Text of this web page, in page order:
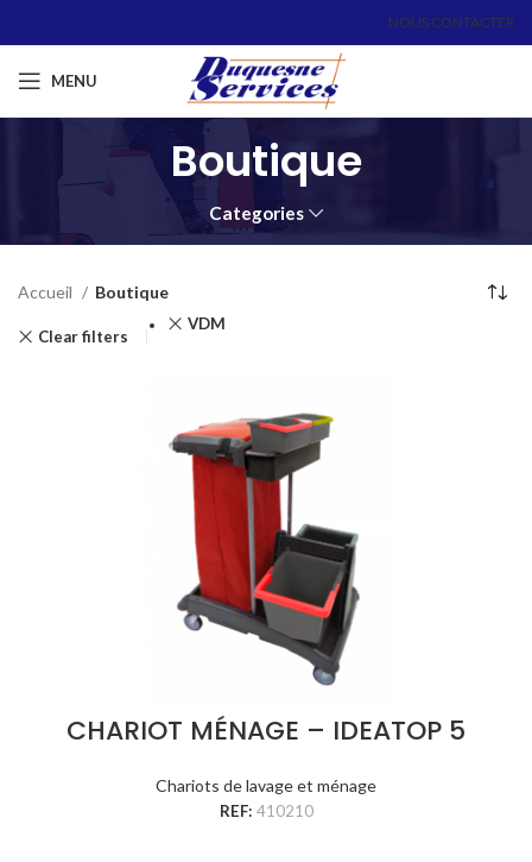
NOUS CONTACTER
MENU
Boutique
Categories
Accueil Boutique
Clear filters
VDM
CHARIOT MÉNAGE – IDEATOP 5
Chariots de lavage et ménage
REF: 410210